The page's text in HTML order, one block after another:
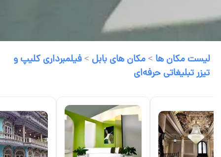
لیست مکان ها >مکان های بابل >فیلمبرداری کلیپ و
تیزر تبلیغاتی حرفه‌ای